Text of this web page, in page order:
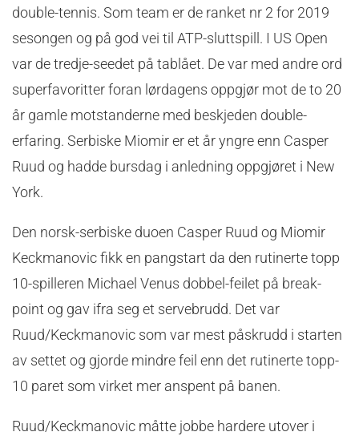
double-tennis. Som team er de ranket nr 2 for 2019
sesongen og på god vei til ATP-sluttspill. I US Open
var de tredje-seedet på tablået. De var med andre ord
superfavoritter foran lørdagens oppgjør mot de to 20
år gamle motstanderne med beskjeden double-
erfaring. Serbiske Miomir er et år yngre enn Casper
Ruud og hadde bursdag i anledning oppgjøret i New
York.
Den norsk-serbiske duoen Casper Ruud og Miomir
Keckmanovic fikk en pangstart da den rutinerte topp
10-spilleren Michael Venus dobbel-feilet på break-
point og gav ifra seg et servebrudd. Det var
Ruud/Keckmanovic som var mest påskrudd i starten
av settet og gjorde mindre feil enn det rutinerte topp-
10 paret som virket mer anspent på banen.
Ruud/Keckmanovic måtte jobbe hardere utover i